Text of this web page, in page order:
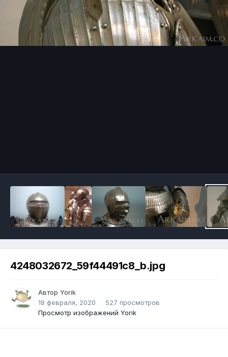
4248032672_59f44491c8_b.jpg
Автор Yorik
18 февраля, 2020
527 просмотров
Просмотр изображений Yorik